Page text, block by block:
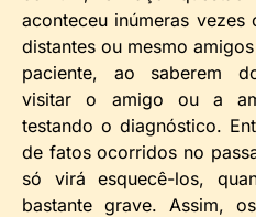
aconteceu inúmeras
distantes ou mesmo
paciente, ao saberem
visitar o amigo ou a
testando o diagnóstico.
de fatos ocorridos no
só virá esquecê-los,
bastante grave. Assim,